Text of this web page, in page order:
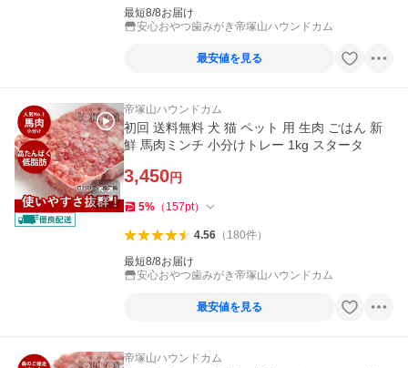
最短8/8お届け
安心おやつ歯みがき帝塚山ハウンドカム
最安値を見る
帝塚山ハウンドカム
初回 送料無料 犬 猫 ペット 用 生肉 ごはん 新
鮮 馬肉ミンチ 小分けトレー 1kg スタータ
3,450円
5% （ 157pt）
4.56（ 180件）
最短8/8お届け
安心おやつ歯みがき帝塚山ハウンドカム
最安値を見る
帝塚山ハウンドカム